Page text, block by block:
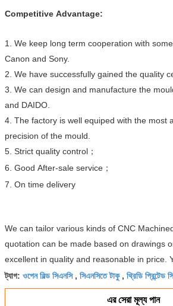
Competitive Advantage:
1. We keep long term cooperation with
Canon and Sony.
2. We have successfully gained the quality
3. We can design and manufacture the
and DAIDO.
4. The factory is well equiped with the
precision of the mould.
5. Strict quality control；
6. Good After-sale service；
7. On time delivery
We can tailor various kinds of CNC
quotation can be made based on drawings
excellent in quality and reasonable in price.
ট্যাগ: ওপেন বিল্ড সিএনসি, সিএনসিতে টাকু, থ্রিডি প্রিন্টেড
এর সেরা মূল্য পান